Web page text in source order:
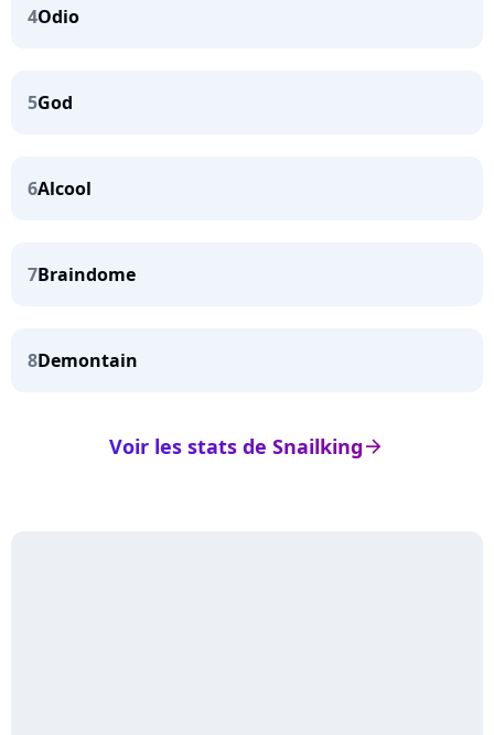
4Odio
5God
6Alcool
7Braindome
8Demontain
arrow_right
Voir les stats de Snailking